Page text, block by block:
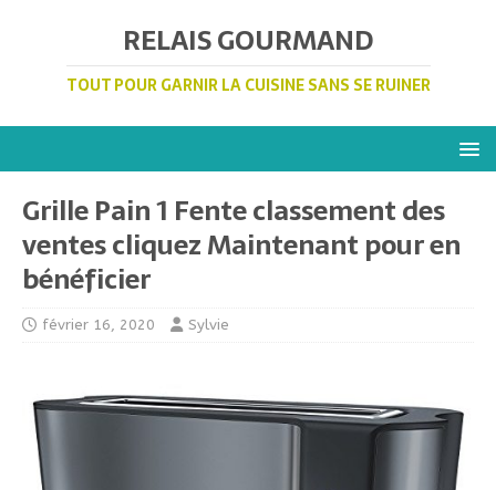
RELAIS GOURMAND
TOUT POUR GARNIR LA CUISINE SANS SE RUINER
Grille Pain 1 Fente classement des
ventes cliquez Maintenant pour en
bénéficier
février 16, 2020 Sylvie